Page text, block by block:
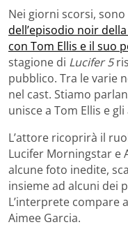
Nei giorni scorsi,
dell’episodio noir
con Tom Ellis e il suo
stagione di Lucifer 5
pubblico. Tra le varie
nel cast. Stiamo
unisce a Tom Ellis e
L’attore ricoprirà il
Lucifer Morningstar e
alcune foto inedite,
insieme ad alcuni dei
L’interprete compare
Aimee Garcia.